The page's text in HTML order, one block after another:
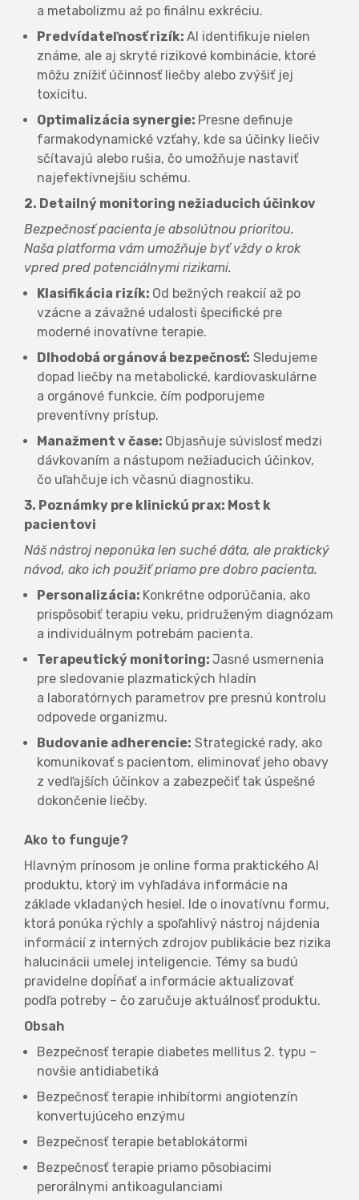
a metabolizmu až po finálnu exkréciu.
Predvídateľnosť rizík: AI identifikuje nielen
známe, ale aj skryté rizikové kombinácie, ktoré
môžu znížiť účinnosť liečby alebo zvýšiť jej
toxicitu.
Optimalizácia synergie: Presne definuje
farmakodynamické vzťahy, kde sa účinky liečiv
sčítavajú alebo rušia, čo umožňuje nastaviť
najefektívnejšiu schému.
2. Detailný monitoring nežiaducich účinkov
Bezpečnosť pacienta je absolútnou prioritou.
Naša platforma vám umožňuje byť vždy o krok
vpred pred potenciálnymi rizikami.
Klasifikácia rizík: Od bežných reakcií až po
vzácne a závažné udalosti špecifické pre
moderné inovatívne terapie.
Dlhodobá orgánová bezpečnosť: Sledujeme
dopad liečby na metabolické, kardiovaskulárne
a orgánové funkcie, čím podporujeme
preventívny prístup.
Manažment v čase: Objasňuje súvislosť medzi
dávkovaním a nástupom nežiaducich účinkov,
čo uľahčuje ich včasnú diagnostiku.
3. Poznámky pre klinickú prax: Most k
pacientovi
Náš nástroj neponúka len suché dáta, ale praktický
návod, ako ich použiť priamo pre dobro pacienta.
Personalizácia: Konkrétne odporúčania, ako
prispôsobiť terapiu veku, pridruženým diagnózam
a individuálnym potrebám pacienta.
Terapeutický monitoring: Jasné usmernenia
pre sledovanie plazmatických hladín
a laboratórnych parametrov pre presnú kontrolu
odpovede organizmu.
Budovanie adherencie: Strategické rady, ako
komunikovať s pacientom, eliminovať jeho obavy
z vedľajších účinkov a zabezpečiť tak úspešné
dokončenie liečby.
Ako to funguje?
Hlavným prínosom je online forma praktického AI
produktu, ktorý im vyhľadáva informácie na
základe vkladaných hesiel. Ide o inovatívnu formu,
ktorá ponúka rýchly a spoľahlivý nástroj nájdenia
informácií z interných zdrojov publikácie bez rizika
halucinácii umelej inteligencie. Témy sa budú
pravidelne dopĺňať a informácie aktualizovať
podľa potreby – čo zaručuje aktuálnosť produktu.
Obsah
Bezpečnosť terapie diabetes mellitus 2. typu –
novšie antidiabetiká
Bezpečnosť terapie inhibítormi angiotenzín
konvertujúceho enzýmu
Bezpečnosť terapie betablokátormi
Bezpečnosť terapie priamo pôsobiacimi
perorálnymi antikoagulanciami